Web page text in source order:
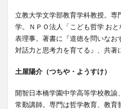
立教大学文学部教育学科教授。
学。ＮＰＯ法人「こども哲学 お
表理事。著書に『道徳を問いなお
対話力と思考力を育てる』、共著
土屋陽介（つちや・ようすけ）
開智日本橋学園中学高等学校教諭
常勤講師。専門は哲学教育、教育